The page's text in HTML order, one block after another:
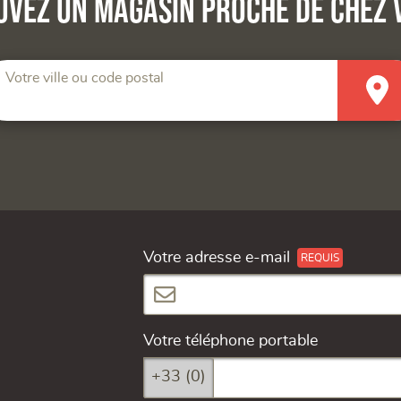
un magasin proche de chez
Votre ville ou code postal
Votre adresse e-mail
Votre téléphone portable
+33 (0)